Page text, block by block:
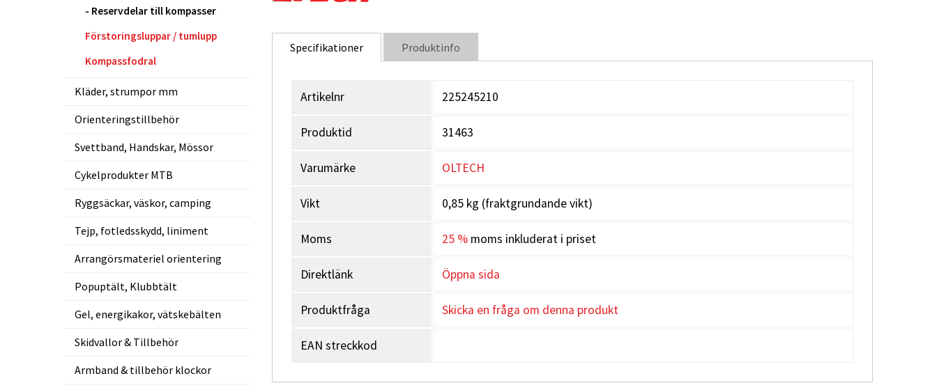
Reservdelar till kompasser
Förstoringsluppar / tumlupp
Kompassfodral
Kläder, strumpor mm
Orienteringstillbehör
Svettband, Handskar, Mössor
Cykelprodukter MTB
Ryggsäckar, väskor, camping
Tejp, fotledsskydd, liniment
Arrangörsmateriel orientering
Popuptält, Klubbtält
Gel, energikakor, vätskebälten
Skidvallor & Tillbehör
Armband & tillbehör klockor
Specifikationer Produktinfo
Artikelnr 225245210
Produktid 31463
Varumärke OLTECH
Vikt 0,85 kg (fraktgrundande vikt)
Moms 25 %moms inkluderat i priset
Direktlänk Öppna sida
Produktfråga Skicka en fråga om denna produkt
EAN streckkod